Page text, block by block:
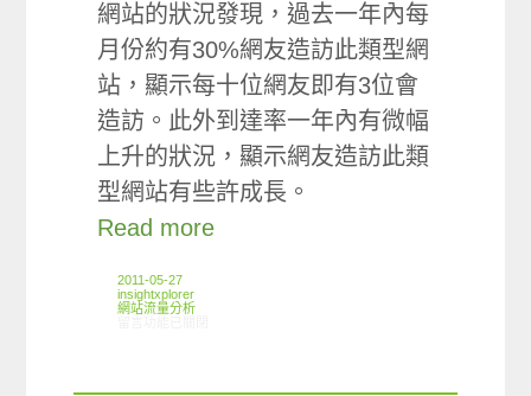
網站的狀況發現，過去一年內每
月份約有30%網友造訪此類型網
站，顯示每十位網友即有3位會
造訪。此外到達率一年內有微幅
上升的狀況，顯示網友造訪此類
型網站有些許成長。
Read more
2011-05-27
insightxplorer
網站流量分析